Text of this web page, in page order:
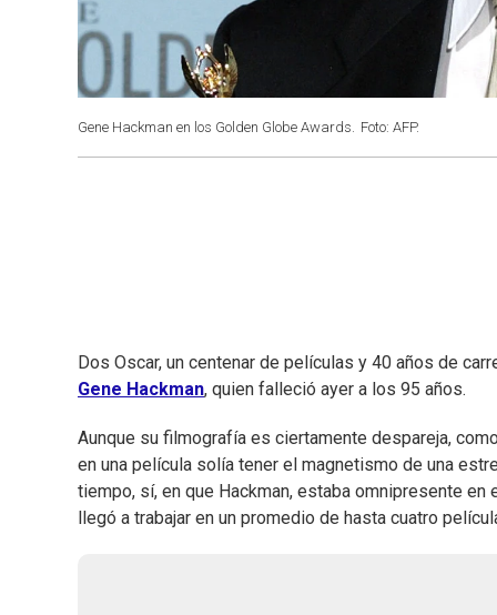
Gene Hackman en los Golden Globe Awards. Foto: AFP.
Dos Oscar, un centenar de películas y 40 años de
Gene Hackman, quien falleció ayer a los 95 años.
Aunque su filmografía es ciertamente despareja,
en una película solía tener el magnetismo de una
tiempo, sí, en que Hackman, estaba omnipresente
llegó a trabajar en un promedio de hasta cuatro